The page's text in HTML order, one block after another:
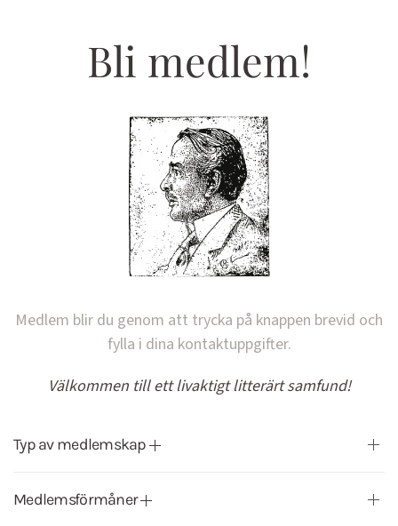
Bli medlem!
Medlem blir du genom att trycka på knappen brevid och
fylla i dina kontaktuppgifter.
Välkommen till ett livaktigt litterärt samfund!
Typ av medlemskap
Medlemsförmåner